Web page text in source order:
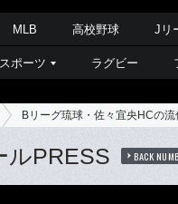
MLB 高校野球 Jリ
ポーツ ラグビー
Bリーグ琉球・佐々宜央HCの
ルPRESS BACK